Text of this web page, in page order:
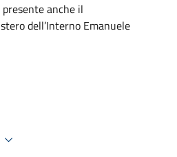
anche il
dell’Interno Emanuele